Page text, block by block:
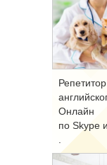
Ре­пе­ти­тор
Он­лайн
по Skype